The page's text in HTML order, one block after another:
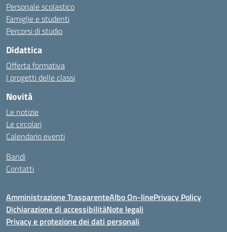
Personale scolastico
Famiglie e studenti
Percorsi di studio
Didattica
Offerta formativa
I progetti delle classi
Novità
Le notizie
Le circolari
Calendario eventi
Bandi
Contatti
Amministrazione TrasparenteAlbo On-linePrivacy Policy
Dichiarazione di accessibilitàNote legali
Privacy e protezione dei dati personali